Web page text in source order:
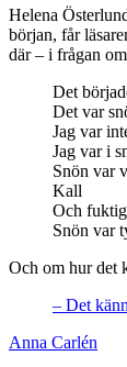
Helena
början, får
där – i frågan
Det
Det var
Jag var
Jag var i
Snön var
Kall
Och fuktig
Snön var
Och om hur det
– Det
Anna Carlén